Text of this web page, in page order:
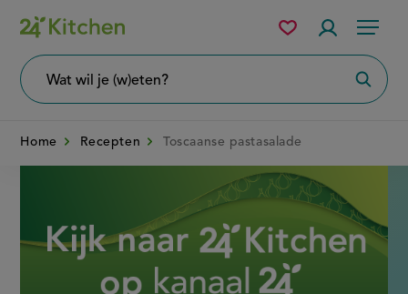
Overslaan
en
naar
Menu
wil
Mijn
bewaarde
Home Recepten Toscaanse pastasalade